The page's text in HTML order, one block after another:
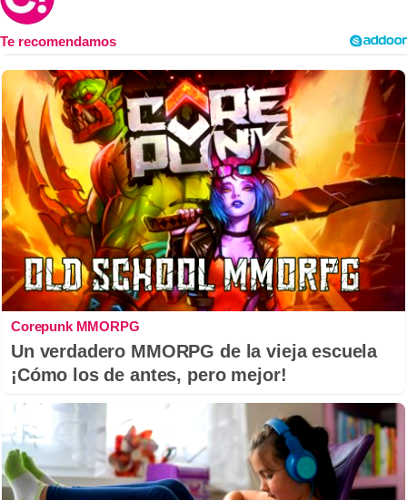
Corepunk MMORPG
Un verdadero MMORPG de la vieja escuela
¡Cómo los de antes, pero mejor!